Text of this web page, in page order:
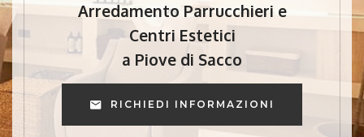
Arredamento Parrucchieri e
Centri Estetici
a Piove di Sacco
RICHIEDI INFORMAZIONI